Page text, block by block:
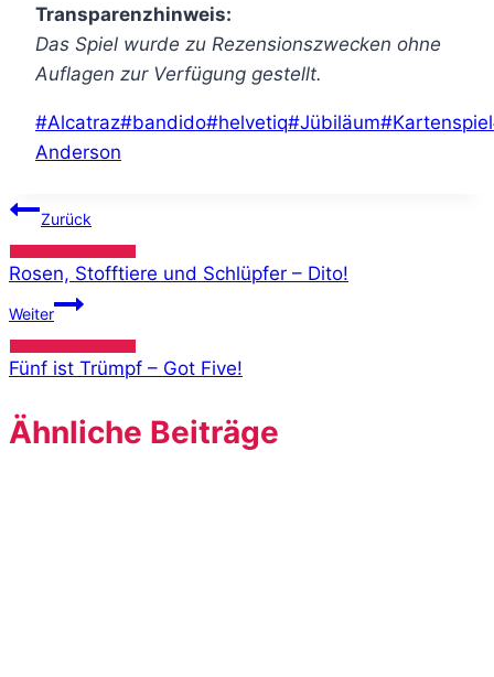
Transparenzhinweis:
Das Spiel wurde zu Rezensionszwecken ohne
Auflagen zur Verfügung gestellt.
Schlagworte:
#Alcatraz#bandido#helvetiq#Jübiläum#Kartenspiel
Anderson
Beitragsnavigation
Zurück
Rosen, Stofftiere und Schlüpfer – Dito!
Weiter
Fünf ist Trümpf – Got Five!
Ähnliche Beiträge